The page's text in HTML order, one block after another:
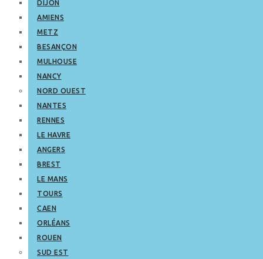
DIJON
AMIENS
METZ
BESANÇON
MULHOUSE
NANCY
NORD OUEST
NANTES
RENNES
LE HAVRE
ANGERS
BREST
LE MANS
TOURS
CAEN
ORLÉANS
ROUEN
SUD EST